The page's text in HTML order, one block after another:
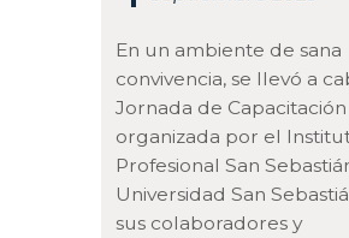
En un ambiente de sana
convivencia, se llevó a
Jornada de Capacitación
organizada por el
Profesional San
Universidad San
sus colaboradores y